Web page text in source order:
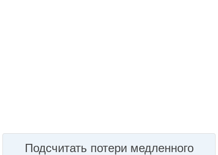
Подсчитать потери медленного